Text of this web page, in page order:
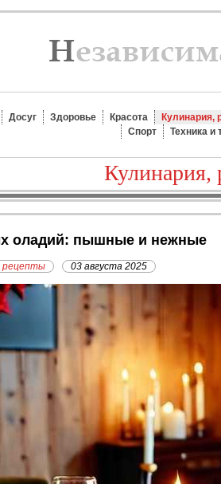
Досуг Здоровье Красота Кулинария,
Спорт
Техника и
Кулинария,
оладий: пышные и нежные
рецепты 03 августа 2025